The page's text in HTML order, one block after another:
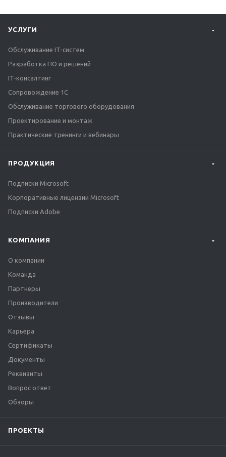
УСЛУГИ
Обслуживание IT-систем
Разработка ПО и решений
IT-консалтинг
Сопровождение 1С
Обслуживание торгового оборудования
Проектирование и монтаж
Практические тренинги и вебинары
ПРОДУКЦИЯ
Подписки Microsoft
Корпоративные лицензии Microsoft
Подписки Adobe
КОМПАНИЯ
О компании
Команда
Партнеры
Производители
Отзывы
Карьера
Сертификаты
Документы
Реквизиты
Вопрос ответ
Обзоры
ПРОЕКТЫ